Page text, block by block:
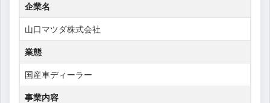
企業名
山口マツダ株式会社
業態
国産車ディーラー
事業内容